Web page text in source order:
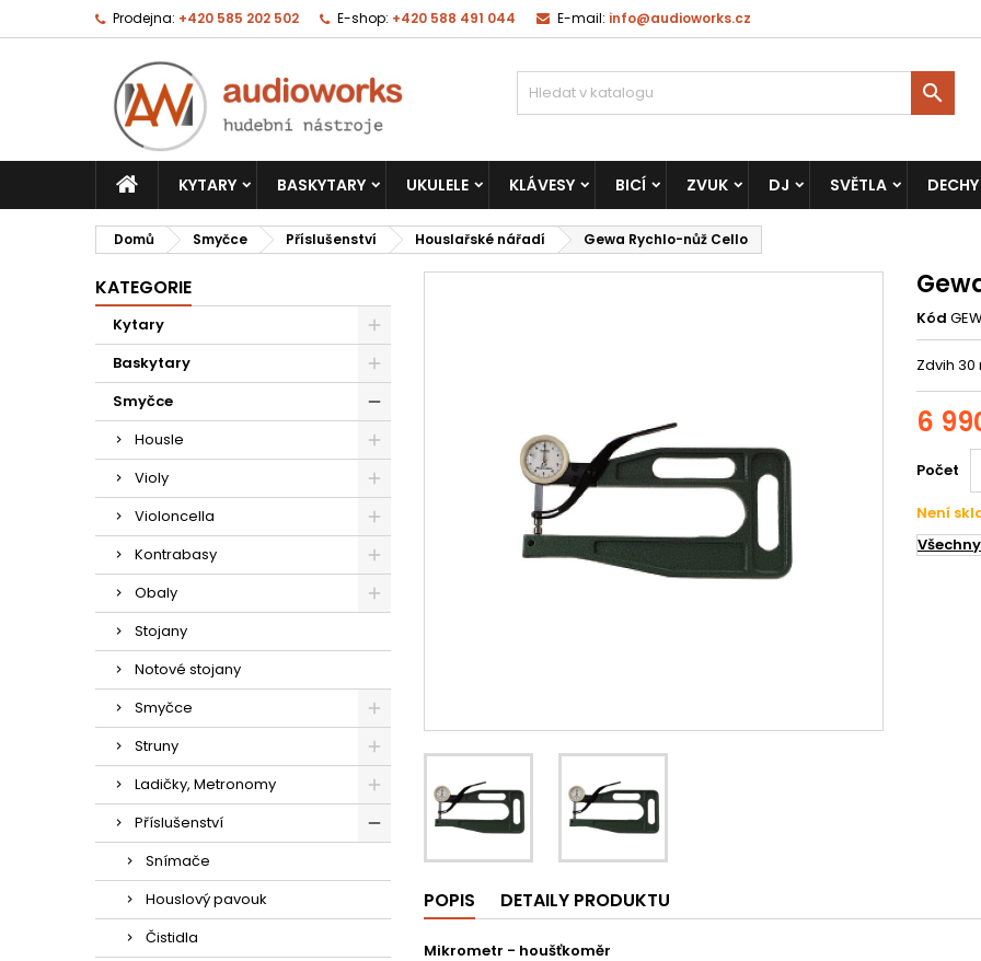
Prodejna: +420 585 202 502 E-shop: +420 588 491 044 E-mail: info@audioworks.cz

KYTARY BASKYTARY UKULELE KLÁVESY BICÍ ZVUK DJ SVĚTLA DECHY
Domů Smyčce Příslušenství Houslařské nářadí Gewa Rychlo-nůž Cello
KATEGORIE
Kytary
Baskytary
Smyčce
Housle
Violy
Violoncella
Kontrabasy
Obaly
Stojany
Notové stojany
Smyčce
Struny
Ladičky, Metronomy
Příslušenství
Snímače
Houslový pavouk
Čistidla
Kód
Zdvih
6
Počet
Není
POPIS DETAILY PRODUKTU
Mikrometr - houšťkoměr